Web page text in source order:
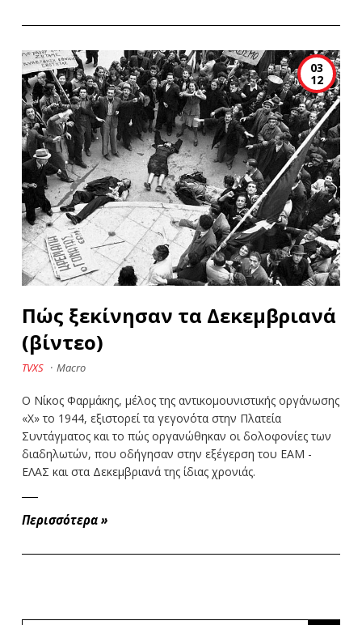
03
12
Πώς ξεκίνησαν τα Δεκεμβριανά
(βίντεο)
TVXS · Macro
Ο Νίκος Φαρμάκης, μέλος της αντικομουνιστικής οργάνωσης
«Χ» το 1944, εξιστορεί τα γεγονότα στην Πλατεία
Συντάγματος και το πώς οργανώθηκαν οι δολοφονίες των
διαδηλωτών, που οδήγησαν στην εξέγερση του ΕΑΜ -
ΕΛΑΣ και στα Δεκεμβριανά της ίδιας χρονιάς.
Περισσότερα »